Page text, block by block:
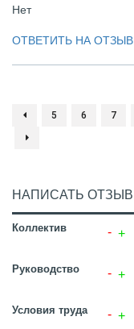
Нет
ОТВЕТИТЬ НА ОТЗЫВ
5 6 7
НАПИСАТЬ ОТЗЫВ
Коллектив
Руководство
Условия труда